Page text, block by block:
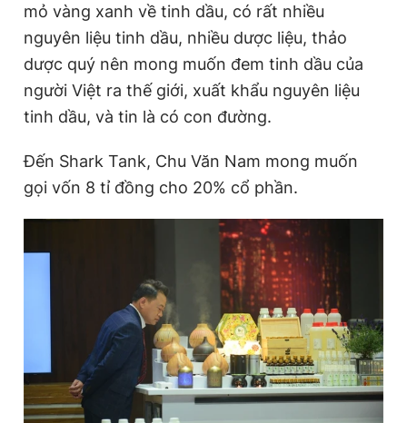
mỏ vàng xanh về tinh dầu, có rất nhiều
nguyên liệu tinh dầu, nhiều dược liệu, thảo
dược quý nên mong muốn đem tinh dầu của
người Việt ra thế giới, xuất khẩu nguyên liệu
tinh dầu, và tin là có con đường.
Đến Shark Tank, Chu Văn Nam mong muốn
gọi vốn 8 tỉ đồng cho 20% cổ phần.